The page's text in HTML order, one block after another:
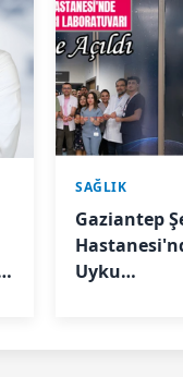
SAĞLIK
Gaziantep
Uyku